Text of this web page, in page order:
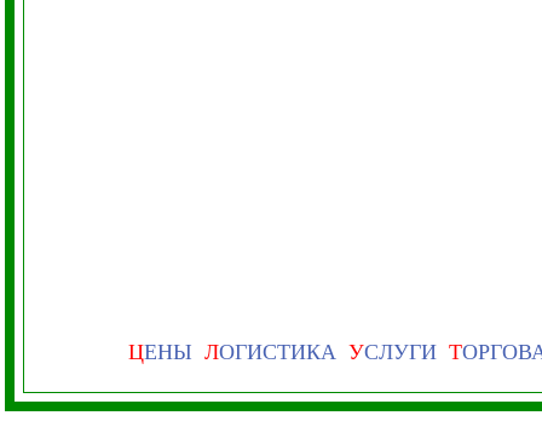
ЦЕНЫ ЛОГИСТИКА УСЛУГИ Т